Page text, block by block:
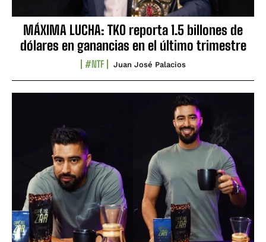
MÁXIMA LUCHA: TKO reporta 1.5 billones de
dólares en ganancias en el último trimestre
#NTF Juan José Palacios